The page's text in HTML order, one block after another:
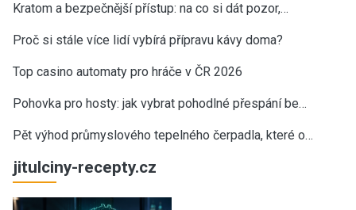
Kratom a bezpečnější přístup: na co si dát pozor,…
Proč si stále více lidí vybírá přípravu kávy doma?
Top casino automaty pro hráče v ČR 2026
Pohovka pro hosty: jak vybrat pohodlné přespání be…
Pět výhod průmyslového tepelného čerpadla, které o…
jitulciny-recepty.cz